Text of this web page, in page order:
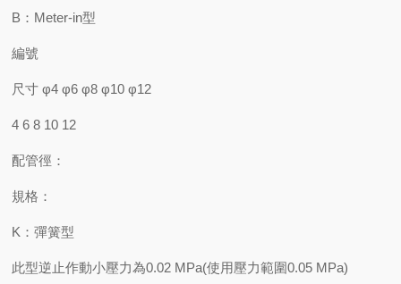
B：Meter-in型
編號
尺寸 φ4 φ6 φ8 φ10 φ12
4 6 8 10 12
配管徑：
規格：
K：彈簧型
此型逆止作動小壓力為0.02 MPa(使用壓力範圍0.05 MPa)